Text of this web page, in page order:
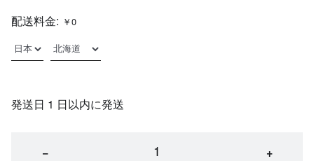
配送料金: ￥0
発送日 1 日以内に発送
− +